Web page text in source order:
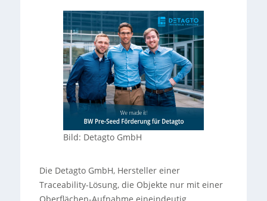
Bild: Detagto GmbH
Die Detagto GmbH, Hersteller einer
Traceability-Lösung, die Objekte nur mit einer